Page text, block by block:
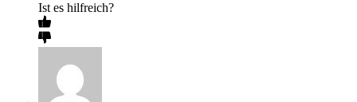
Ist es hilfreich?